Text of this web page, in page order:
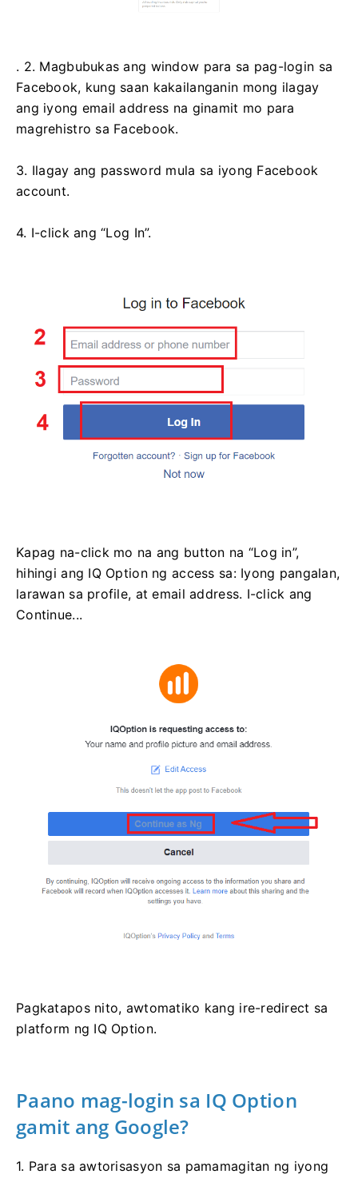
. 2. Magbubukas ang window para sa pag-login sa
Facebook, kung saan kakailanganin mong ilagay
ang iyong email address na ginamit mo para
magrehistro sa Facebook.
3. Ilagay ang password mula sa iyong Facebook
account.
4. I-click ang “Log In”.
Kapag na-click mo na ang button na “Log in”,
hihingi ang IQ Option ng access sa: Iyong pangalan,
larawan sa profile, at email address. I-click ang
Continue...
Pagkatapos nito, awtomatiko kang ire-redirect sa
platform ng IQ Option.
Paano mag-login sa IQ Option
gamit ang Google?
1. Para sa awtorisasyon sa pamamagitan ng iyong